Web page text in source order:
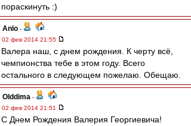
пораскинуть :)
Anlo -
02 фев 2014 21:55
Валера наш, с днем рождения. К черту всё,
чемпионства тебе в этом году. Всего
остального в следующем пожелаю. Обещаю.
Olddima -
02 фев 2014 21:51
С Днем Рождения Валерия Георгиевича!